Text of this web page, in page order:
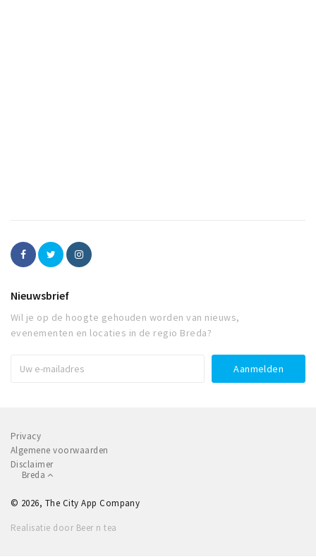
Nieuwsbrief
Wil je op de hoogte gehouden worden van nieuws,
evenementen en locaties in de regio Breda?
Privacy
Algemene voorwaarden
Disclaimer
Breda
© 2026, The City App Company
Realisatie door Beer n tea